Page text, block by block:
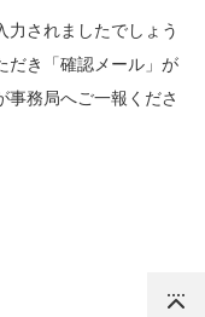
力されましたでしょう
だき「確認メール」が
事務局へご一報くださ